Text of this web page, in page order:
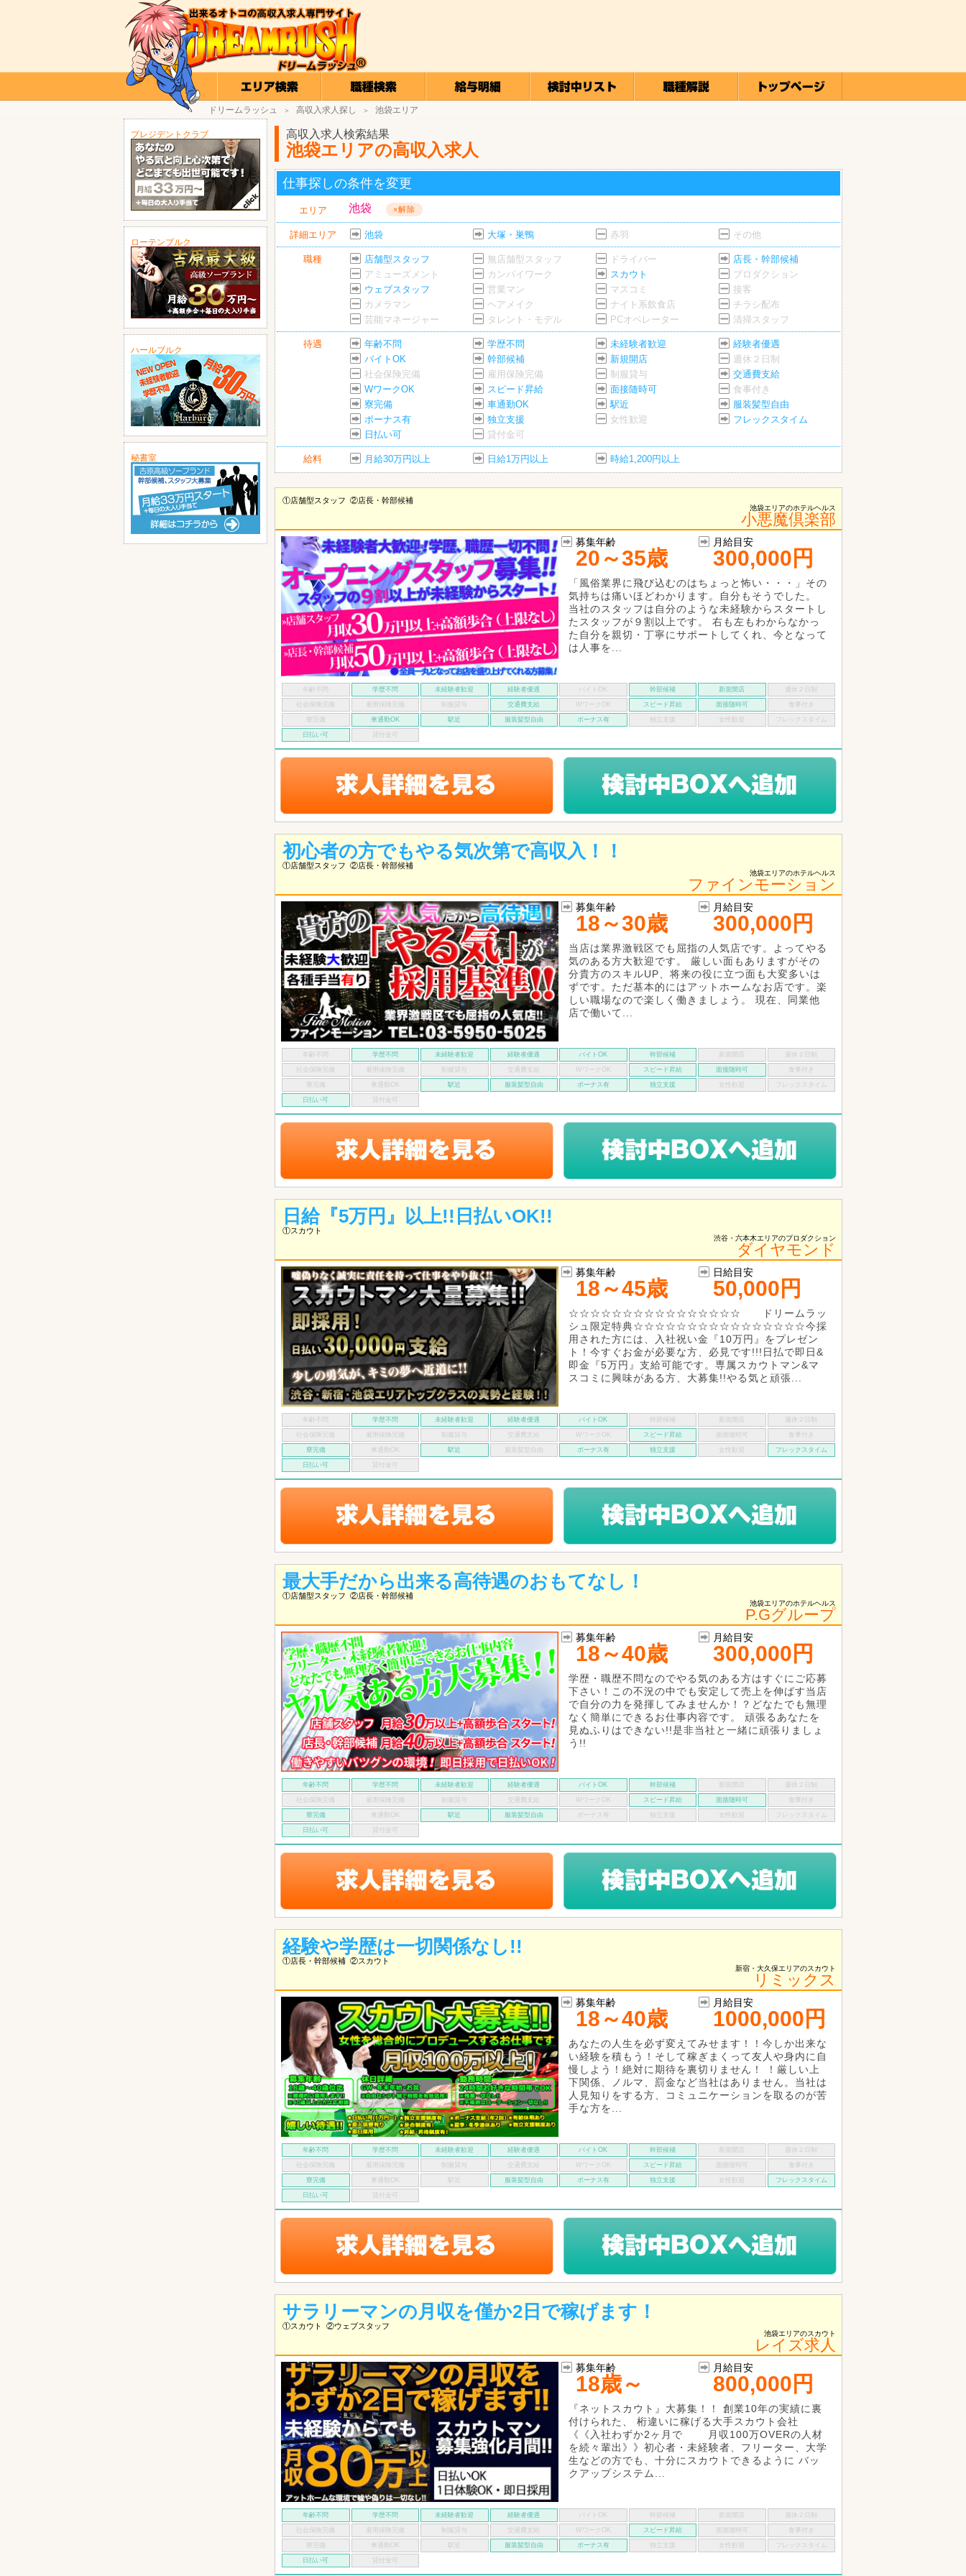
ドリームラッシュ ＞ 高収入求人探し ＞ 池袋エリア
プレジデントクラブ
ローテンブルク
ハールブルク
秘書室
高収入求人検索結果
池袋エリアの高収入求人
仕事探しの条件を変更
エリア 池袋 ×解除
詳細エリア 池袋 大塚・巣鴨 赤羽 その他
職種 店舗型スタッフ 無店舗型スタッフ ドライバー
店長・幹部候補
アミューズメント
カンパイワーク スカウト
プロダクション
ウェブスタッフ
営業マン マスコミ
接客
カメラマン
ヘアメイク ナイト系飲食店
チラシ配布
芸能マネージャー
タレント・モデル PCオペレーター 清掃スタッフ
待遇 年齢不問 学歴不問 未経験者歓迎
経験者優遇
バイトOK
幹部候補 新規開店
週休２日制
社会保険完備
雇用保険完備 制服貸与
交通費支給
WワークOK
スピード昇給 面接随時可
食事付き
寮完備
車通勤OK 駅近
服装髪型自由
ボーナス有
独立支援 女性歓迎
フレックスタイム
日払い可
貸付金可
給料 月給30万円以上 日給1万円以上 時給1,200円以上
①店舗型スタッフ ②店長・幹部候補
池袋エリアのホテルヘルス
小悪魔倶楽部
募集年齢
20～35歳
月給目安
300,000円
「風俗業界に飛び込むのはちょっと怖い・・・」その
気持ちは痛いほどわかります。自分もそうでした。
当社のスタッフは自分のような未経験からスタートし
たスタッフが９割以上です。 右も左もわからなかっ
た自分を親切・丁寧にサポートしてくれ、今となって
は人事を...
年齢不問 学歴不問 未経験者歓迎 経験者優遇 バイトOK 幹部候補 新規開店 週休２日制
社会保険完備 雇用保険完備 制服貸与 交通費支給 WワークOK スピード昇給 面接随時可 食事付き
寮完備 車通勤OK 駅近 服装髪型自由 ボーナス有 独立支援 女性歓迎 フレックスタイム
日払い可 貸付金可
初心者の方でもやる気次第で高収入！！
①店舗型スタッフ ②店長・幹部候補
池袋エリアのホテルヘルス
ファインモーション
募集年齢
18～30歳
月給目安
300,000円
当店は業界激戦区でも屈指の人気店です。よってやる
気のある方大歓迎です。 厳しい面もありますがその
分貴方のスキルUP、将来の役に立つ面も大変多いは
ずです。ただ基本的にはアットホームなお店です。楽
しい職場なので楽しく働きましょう。 現在、同業他
店で働いて...
年齢不問 学歴不問 未経験者歓迎 経験者優遇 バイトOK 幹部候補 週休２日制
社会保険完備 雇用保険完備 制服貸与 交通費支給 WワークOK スピード昇給 面接随時可 食事付き
寮完備 車通勤OK 駅近 服装髪型自由 ボーナス有 独立支援 女性歓迎 フレックスタイム
日払い可 貸付金可
日給『5万円』以上!!日払いOK!!
①スカウト
渋谷・六本木エリアのプロダクション
ダイヤモンド
募集年齢
18～45歳
日給目安
50,000円
☆☆☆☆☆☆☆☆☆☆☆☆☆☆☆☆ ドリームラッ
シュ限定特典☆☆☆☆☆☆☆☆☆☆☆☆☆☆☆☆今採
用された方には、入社祝い金『10万円』をプレゼン
ト！今すぐお金が必要な方、必見です!!!日払で即日&
即金『5万円』支給可能です。専属スカウトマン&マ
スコミに興味がある方、大募集!!やる気と頑張...
年齢不問 学歴不問 未経験者歓迎 経験者優遇 バイトOK 幹部候補 週休２日制
社会保険完備 雇用保険完備 制服貸与 交通費支給 WワークOK スピード昇給 面接随時可 食事付き
寮完備 車通勤OK 駅近 服装髪型自由 ボーナス有 独立支援 女性歓迎 フレックスタイム
日払い可 貸付金可
最大手だから出来る高待遇のおもてなし！
①店舗型スタッフ ②店長・幹部候補
池袋エリアのホテルヘルス
P.Gグループ
募集年齢
18～40歳
月給目安
300,000円
学歴・職歴不問なのでやる気のある方はすぐにご応募
下さい！この不況の中でも安定して売上を伸ばす当店
で自分の力を発揮してみませんか！？どなたでも無理
なく簡単にできるお仕事内容です。 頑張るあなたを
見ぬふりはできない!!是非当社と一緒に頑張りましょ
う!!
年齢不問 学歴不問 未経験者歓迎 経験者優遇 バイトOK 幹部候補 週休２日制
社会保険完備 雇用保険完備 制服貸与 交通費支給 WワークOK スピード昇給 面接随時可 食事付き
寮完備 車通勤OK 駅近 服装髪型自由 ボーナス有 独立支援 女性歓迎 フレックスタイム
日払い可 貸付金可
経験や学歴は一切関係なし!!
①店長・幹部候補 ②スカウト
新宿・大久保エリアのスカウト
リミックス
募集年齢
18～40歳
月給目安
1000,000円
あなたの人生を必ず変えてみせます！！今しか出来な
い経験を積もう！そして稼ぎまくって友人や身内に自
慢しよう！絶対に期待を裏切りません！ ！厳しい上
下関係、ノルマ、罰金など当社はありません。当社は
人見知りをする方、コミュニケーションを取るのが苦
手な方を...
年齢不問 学歴不問 未経験者歓迎 経験者優遇 バイトOK 幹部候補 週休２日制
社会保険完備 雇用保険完備 制服貸与 交通費支給 WワークOK スピード昇給 面接随時可 食事付き
寮完備 車通勤OK 駅近 服装髪型自由 ボーナス有 独立支援 女性歓迎 フレックスタイム
日払い可 貸付金可
サラリーマンの月収を僅か2日で稼げます！
①スカウト ②ウェブスタッフ
池袋エリアのスカウト
レイズ求人
募集年齢
18歳～
月給目安
800,000円
『ネットスカウト』大募集！！ 創業10年の実績に裏
付けられた、 桁違いに稼げる大手スカウト会社
《《入社わずか2ヶ月で 月収100万OVERの人材
を続々輩出》》初心者・未経験者、フリーター、大学
生などの方でも、十分にスカウトできるように バッ
クアップシステム...
年齢不問 学歴不問 未経験者歓迎 経験者優遇 バイトOK 幹部候補 週休２日制
社会保険完備 雇用保険完備 制服貸与 交通費支給 WワークOK スピード昇給 面接随時可 食事付き
寮完備 車通勤OK 駅近 服装髪型自由 ボーナス有 独立支援 女性歓迎 フレックスタイム
日払い可 貸付金可